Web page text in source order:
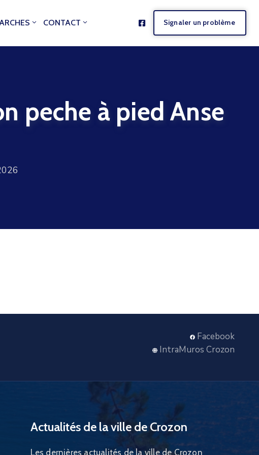
CONTACT Signaler un problème
peche à pied Anse
Facebook
IntraMuros Crozon
Actualités de la ville de Crozon
Les dernières actualités de la ville de Crozon